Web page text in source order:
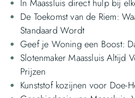
In Maassluis direct hulp bij
De Toekomst van de Riem:
Standaard Wordt
Geef je Woning een Boost:
Slotenmaker Maassluis Altijd
Prijzen
Kunststof kozijnen voor Doe-